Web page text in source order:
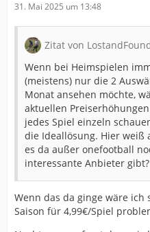
31. Mai 2025 um 13:48
Zitat von
Wenn bei Heimspielen
(meistens) nur die 2
Monat ansehen möchte,
aktuellen
jedes Spiel einzeln
die Ideallösung. Hier weiß
es da außer onefootball
interessante Anbieter gibt?
Wenn das da ginge wäre
Saison für 4,99€/Spiel